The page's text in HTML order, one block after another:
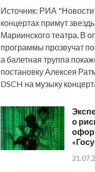
Источник: РИА
концертах примут
Мариинского театра. В
программы прозвучат
а балетная труппа
постановку Алексея
DSCH на музыку
о